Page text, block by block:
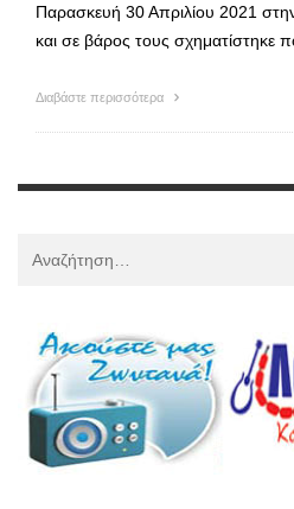
Παρασκευή 30 Απριλίου 2021
και σε βάρος τους σχηματίστηκε
Διαβάστε περισσότερα